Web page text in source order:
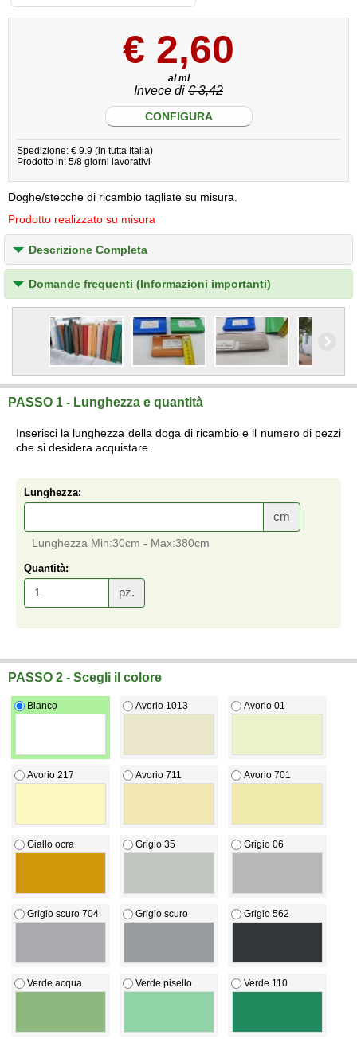
€ 2,60
al ml
Invece di € 3,42
CONFIGURA
Spedizione: € 9.9 (in tutta Italia)
Prodotto in: 5/8 giorni lavorativi
Doghe/stecche di ricambio tagliate su misura.
Prodotto realizzato su misura
Descrizione Completa
Domande frequenti (Informazioni importanti)
PASSO 1 - Lunghezza e quantità
Inserisci la lunghezza della doga di ricambio e il numero di pezzi
che si desidera acquistare.
Lunghezza:
cm
Lunghezza Min:30cm - Max:380cm
Quantità:
pz.
PASSO 2 - Scegli il colore
Bianco Avorio 1013 Avorio 01
Avorio 217 Avorio 711 Avorio 701
Giallo ocra Grigio 35 Grigio 06
Grigio scuro 704 Grigio scuro Grigio 562
Verde acqua Verde pisello Verde 110